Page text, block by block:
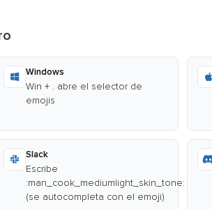
Windows
Win + . abre el selector de
emojis
Slack
Escribe
:man_cook_mediumlight_skin_tone:
(se autocompleta con el emoji)